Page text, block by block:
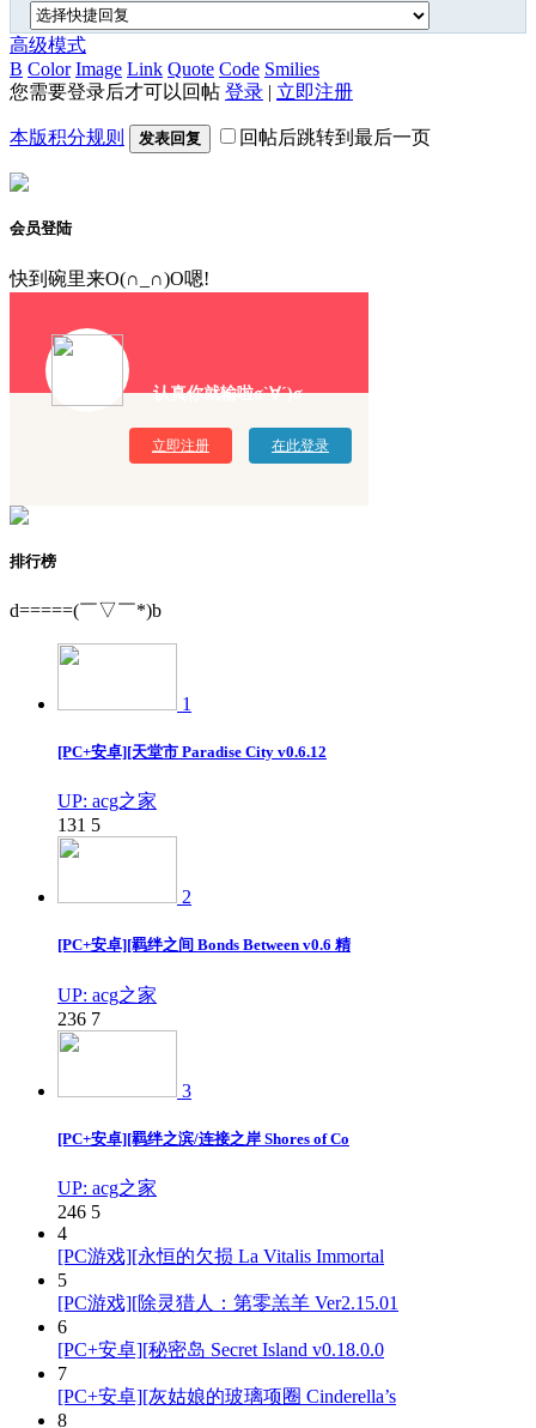
高级模式
B Color Image Link Quote Code Smilies
您需要登录后才可以回帖 登录 | 立即注册
本版积分规则 发表回复 回帖后跳转到最后一页
会员登陆
快到碗里来O(∩_∩)O嗯!
认真你就输啦σ`∀´)σ
立即注册 在此登录
排行榜
d=====(￣▽￣*)b
1
[PC+安卓][天堂市 Paradise City v0.6.12
UP: acg之家
131 5
2
[PC+安卓][羁绊之间 Bonds Between v0.6 精
UP: acg之家
236 7
3
[PC+安卓][羁绊之滨/连接之岸 Shores of Co
UP: acg之家
246 5
4
[PC游戏][永恒的欠损 La Vitalis Immortal
5
[PC游戏][除灵猎人：第零羔羊 Ver2.15.01
6
[PC+安卓][秘密岛 Secret Island v0.18.0.0
7
[PC+安卓][灰姑娘的玻璃项圈 Cinderella’s
8